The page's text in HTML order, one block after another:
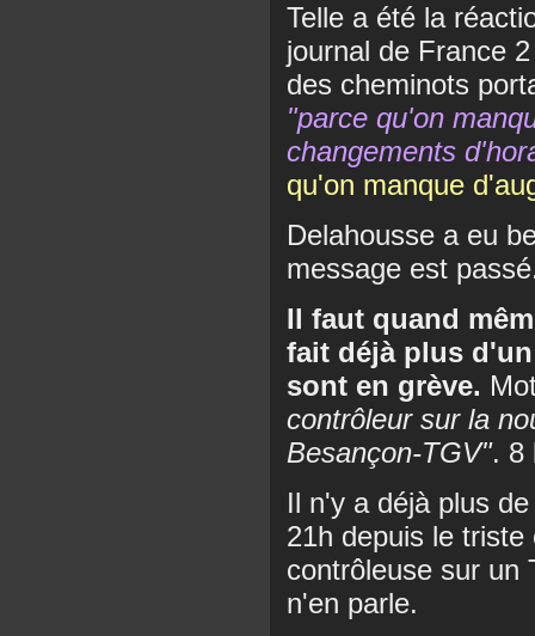
Telle a été la
journal de France
des cheminots
"parce qu'on
changements
qu'on manque
Delahousse a eu
message est
Il faut quand
fait déjà plus
sont en grève.
contrôleur sur la
Besançon-TGV". 8
Il n'y a déjà plus
21h depuis le
contrôleuse sur un
n'en parle.